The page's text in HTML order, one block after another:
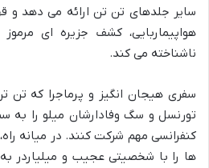
سایر جلدهای تن تن ارائه می دهد و
هواپیماربایی، کشف جزیره ای
ناشناخته می کند.
سفری هیجان انگیز و پرماجرا که تن
تورنسل و سگ وفادارشان میلو را به
کنفرانسی مهم شرکت کنند. در میانه راه،
ها را با شخصیتی عجیب و میلیاردر به